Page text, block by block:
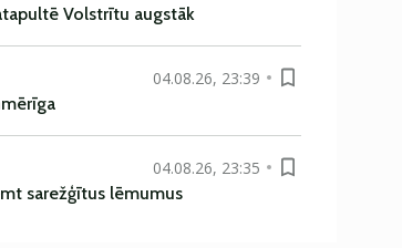
Volstrītu augstāk
04.08.26, 23:39
04.08.26, 23:35
sarežģītus lēmumus